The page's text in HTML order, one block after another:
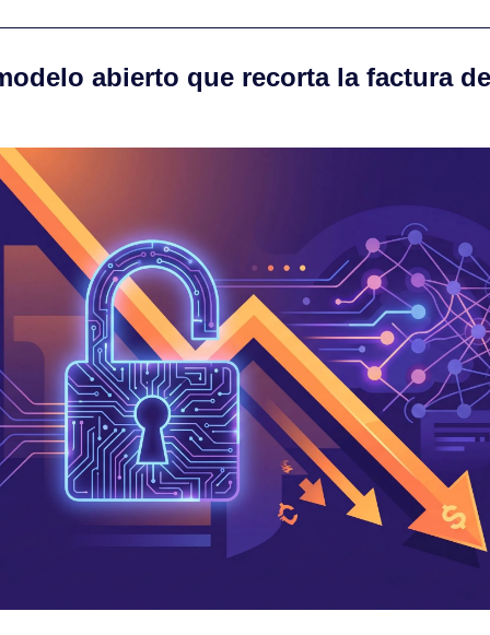
abierto que recorta la factura